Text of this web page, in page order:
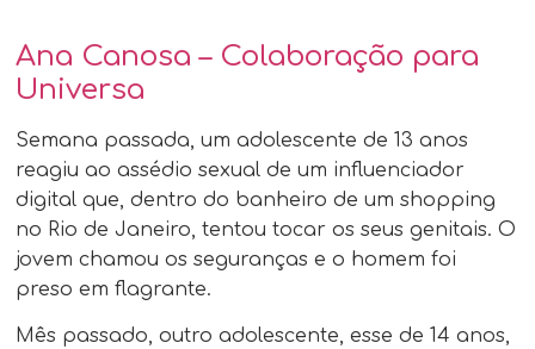
Ana Canosa – Colaboração para
Universa
Semana passada, um adolescente de 13 anos
reagiu ao assédio sexual de um influenciador
digital que, dentro do banheiro de um shopping
no Rio de Janeiro, tentou tocar os seus genitais. O
jovem chamou os seguranças e o homem foi
preso em flagrante.
Mês passado, outro adolescente, esse de 14 anos,